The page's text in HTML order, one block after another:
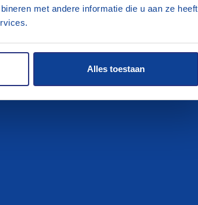
met andere informatie die u aan ze heeft
Alles toestaan